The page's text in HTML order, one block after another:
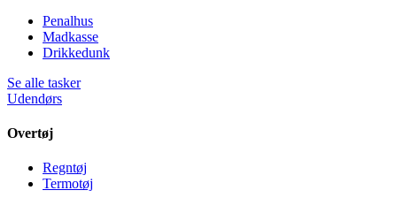
Penalhus
Madkasse
Drikkedunk
Se alle tasker
Udendørs
Overtøj
Regntøj
Termotøj